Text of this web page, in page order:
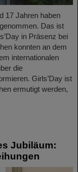
17 Jahren haben
Das ist
in Präsenz bei
konnten an dem
internationalen
die
Girls’Day ist
ermutigt werden,
Jubiläum: